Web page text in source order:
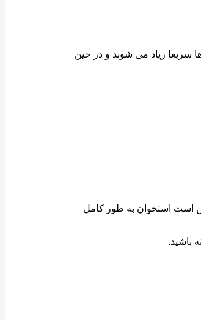
سریعا زیاد می شوند و در حین
است استخوان به طور کامل
باشید.